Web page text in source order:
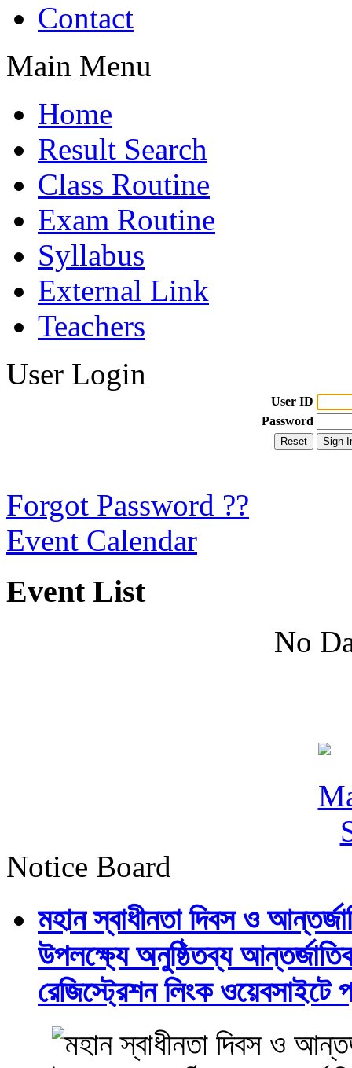
Contact
Main Menu
Home
Result Search
Class Routine
Exam Routine
Syllabus
External Link
Teachers
User Login
User ID
Password
Forgot Password ??
Event Calendar
Event List
No
Notice Board
মহান স্বাধীনতা দিবস ও
উপলক্ষ্যে অনুষ্ঠিতব্য
রেজিস্ট্রেশন লিংক ওয়েবসাইটে